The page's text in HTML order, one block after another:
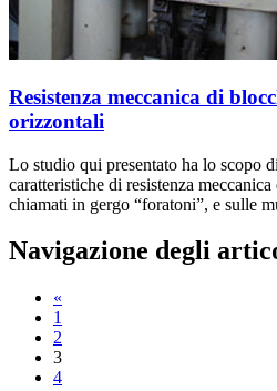
Resistenza meccanica di
orizzontali
Lo studio qui presentato ha lo scopo
caratteristiche di resistenza
chiamati in gergo “foratoni”, e sulle
Navigazione degli
«
1
2
3
4